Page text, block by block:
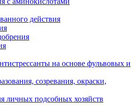
действия
на основе фульвовых и
созревания, окраски,
личных подсобных хозяйств